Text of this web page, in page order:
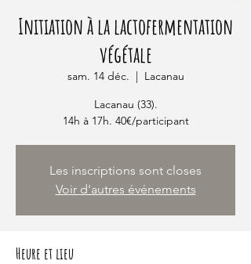
Initiation à la lactofermentation
végétale
sam. 14 déc.
  |
Lacanau
Lacanau (33).
14h à 17h. 40€/participant
Les inscriptions sont closes
Voir d'autres événements
Heure et lieu